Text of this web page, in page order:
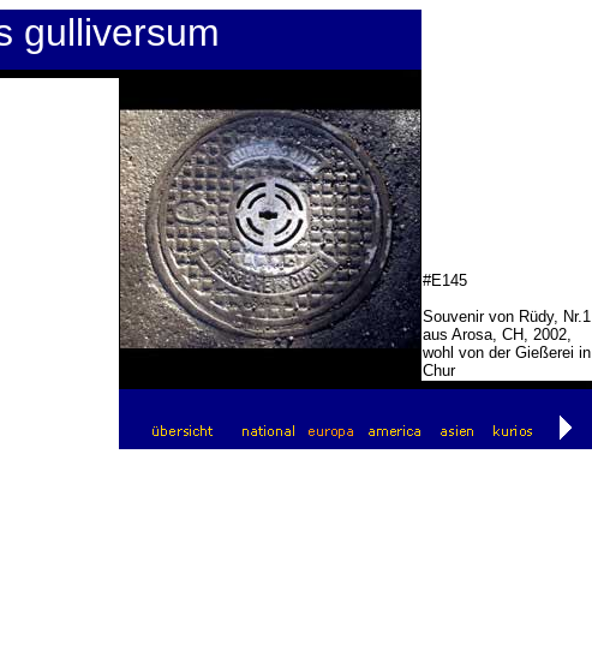
gulliversum
#E145
Souvenir von Rüdy, Nr.1
aus Arosa, CH, 2002,
wohl von der Gießerei in
Chur